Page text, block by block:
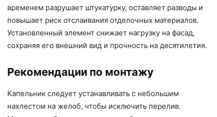
временем разрушает штукатурку, оставляет разводы и
повышает риск отслаивания отделочных материалов.
Установленный элемент снижает нагрузку на фасад,
сохраняя его внешний вид и прочность на десятилетия.
Рекомендации по монтажу
Капельник следует устанавливать с небольшим
нахлестом на желоб, чтобы исключить перелив.